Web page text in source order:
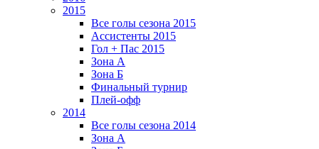
2015
Все голы сезона 2015
Ассистенты 2015
Гол + Пас 2015
Зона А
Зона Б
Финальный турнир
Плей-офф
2014
Все голы сезона 2014
Зона А